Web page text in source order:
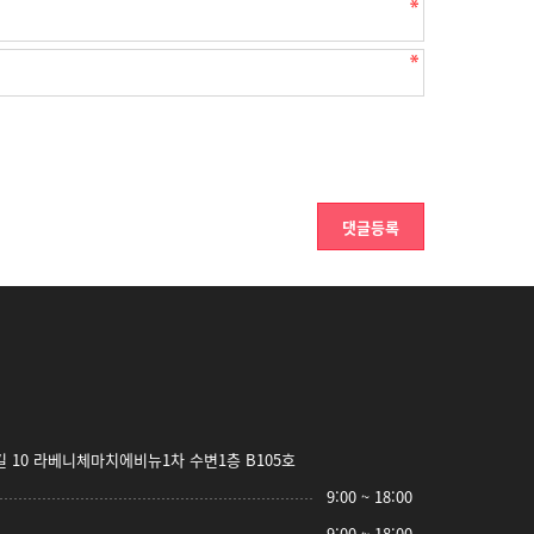
10 라베니체마치에비뉴1차 수변1층 B105호
9:00 ~ 18:00